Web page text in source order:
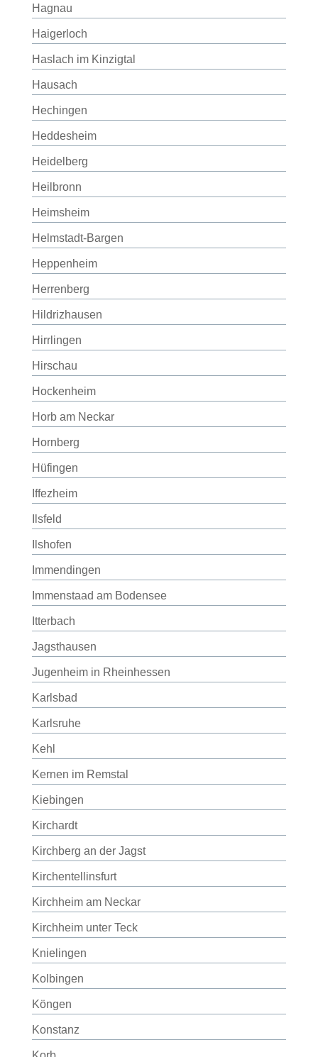
Hagnau
Haigerloch
Haslach im Kinzigtal
Hausach
Hechingen
Heddesheim
Heidelberg
Heilbronn
Heimsheim
Helmstadt-Bargen
Heppenheim
Herrenberg
Hildrizhausen
Hirrlingen
Hirschau
Hockenheim
Horb am Neckar
Hornberg
Hüfingen
Iffezheim
Ilsfeld
Ilshofen
Immendingen
Immenstaad am Bodensee
Itterbach
Jagsthausen
Jugenheim in Rheinhessen
Karlsbad
Karlsruhe
Kehl
Kernen im Remstal
Kiebingen
Kirchardt
Kirchberg an der Jagst
Kirchentellinsfurt
Kirchheim am Neckar
Kirchheim unter Teck
Knielingen
Kolbingen
Köngen
Konstanz